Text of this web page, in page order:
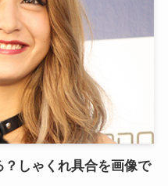
しゃくれ具合を画像で